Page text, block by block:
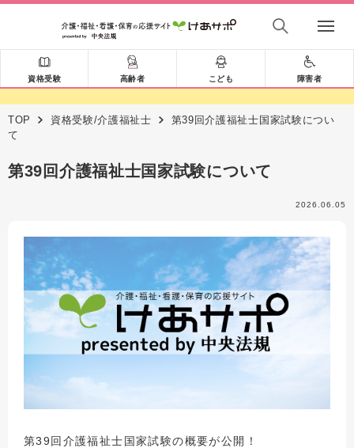
資格受験 高齢者 こども 障害者
TOP 資格受験/介護福祉士
第39回介護福祉士国家試験につい
て
第39回介護福祉士国家試験について
2026.06.05
第39回介護福祉士国家試験の概要が公開！